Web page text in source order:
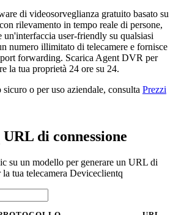
di videosorveglianza gratuito basato su
rilevamento in tempo reale di persone,
user-friendly su qualsiasi
numero illimitato di telecamere e fornisce
port forwarding. Scarica Agent DVR per
la tua proprietà 24 ore su 24.
sicuro o per uso aziendale, consulta Prezzi
di connessione
su un modello per generare un URL di
tua telecamera Deviceclientq